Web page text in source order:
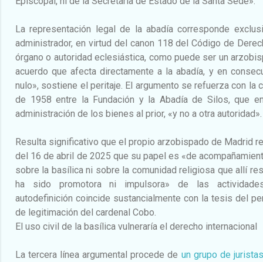
La representación legal de la abadía corresponde
administrador, en virtud del canon 118 del Código de
órgano o autoridad eclesiástica, como puede ser un
acuerdo que afecta directamente a la abadía, y en
nulo», sostiene el peritaje. El argumento se refuerza con la
de 1958 entre la Fundación y la Abadía de Silos, que
administración de los bienes al prior, «y no a otra autoridad».
Resulta significativo que el propio arzobispado de Madrid
del 16 de abril de 2025 que su papel es «de
sobre la basílica ni sobre la comunidad religiosa que allí
ha sido promotora ni impulsora» de las
autodefinición coincide sustancialmente con la tesis del
de legitimación del cardenal Cobo.
El uso civil de la basílica vulneraría el derecho internacional
La tercera línea argumental procede de un grupo de